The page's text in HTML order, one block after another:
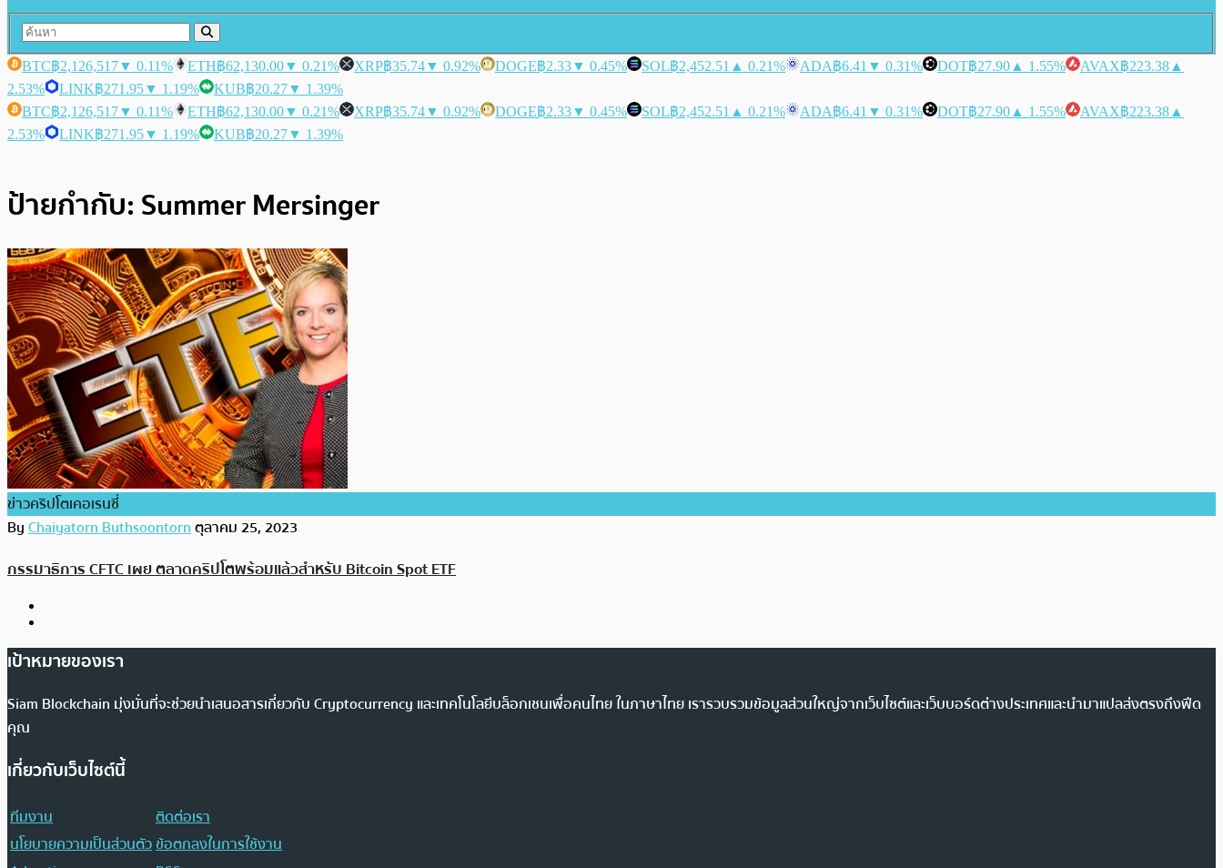
BTC฿2,126,517▼ 0.11% ETH฿62,130.00▼ 0.21% XRP฿35.74▼ 0.92% DOGE฿2.33▼ 0.45% SOL฿2,452.51 ▲ 0.21% ADA฿6.41 ▼ 0.31% DOT฿27.90 ▲ 1.55% AVAX฿223.38 ▲
2.53%
LINK฿271.95▼ 1.19% KUB฿20.27▼ 1.39%
BTC฿2,126,517▼ 0.11% ETH฿62,130.00▼ 0.21% XRP฿35.74▼ 0.92% DOGE฿2.33▼ 0.45% SOL฿2,452.51 ▲ 0.21% ADA฿6.41 ▼ 0.31% DOT฿27.90 ▲ 1.55% AVAX฿223.38 ▲
2.53%
LINK฿271.95▼ 1.19% KUB฿20.27▼ 1.39%
ป้ายกำกับ: Summer Mersinger
ข่าวคริปโตเคอเรนซี่
ByChaiyatorn Buthsoontornตุลาคม 25, 2023
กรรมาธิการ CFTC เผย ตลาดคริปโตพร้อมแล้วสำหรับ Bitcoin Spot ETF
เป้าหมายของเรา
Siam Blockchain มุ่งมั่นที่จะช่วยนำเสนอสารเกี่ยวกับ Cryptocurrency และเทคโนโลยีบล็อกเชนเพื่อคนไทย ในภาษาไทย เรารวบรวมข้อมูลส่วนใหญ่จากเว็บไซต์และเว็บบอร์ดต่างประเทศและนำมาแปลส่งตรงถึงฟีด
คุณ
เกี่ยวกับเว็บไซต์นี้
ทีมงาน
ติดต่อเรา
นโยบายความเป็นส่วนตัวข้อตกลงในการใช้งาน